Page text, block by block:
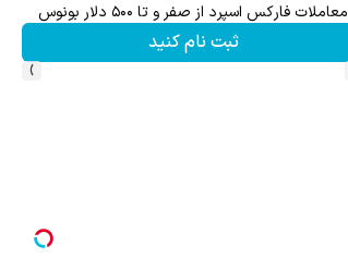
معاملات فارکس اسپرد از صفر و تا ۵۰۰ دلار بونوس
ثبت نام کنید
›